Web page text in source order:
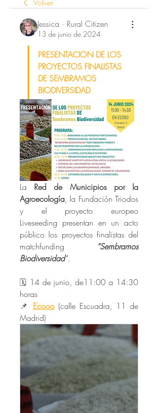
Volver
Jessica · Rural Citizen
13 de junio de 2024
PRESENTACION DE LOS
PROYECTOS FINALISTAS
DE SEMBRAMOS
BIODIVERSIDAD
La Red de Municipios por la
Agroecología, la Fundación Triodos
y el proyecto europeo
Liveseeding presentan en un acto
público los proyectos finalistas del
matchfunding
“Sembramos
Biodiversidad“.
🗓️ 14 de junio, de11:00 a 14:30
horas
📌 Ecooo (calle Escuadra, 11 de
Madrid)